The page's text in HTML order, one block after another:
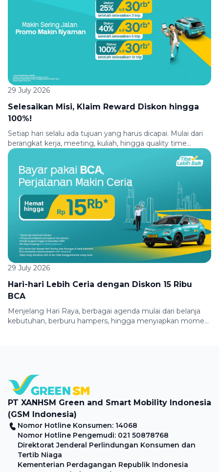
menggunakan Green SM. Baik untuk berangkat kerja,
kuliah, belanja, meeting, maupun kontrol kesehatan, Green
SM siap mengantarkanmu […]
29 July 2026
Selesaikan Misi, Klaim Reward Diskon hingga
100%!
Setiap hari selalu ada tujuan yang harus dicapai. Mulai dari
berangkat kerja, meeting, kuliah, hingga quality time
bersama teman atau keluarga, semuanya membutuhkan
perjalanan yang nyaman. Biar setiap perjalanan jadi makin
seru, Green SM menghadirkan promo pilihan. Makin sering
kamu jalan bareng Green SM, makin nyaman promo yang
kamu dapatkan. Cukup selesaikan misi perjalananmu dan
29 July 2026
Hari-hari Lebih Ceria dengan Diskon 15 Ribu
BCA
Menjelang Hari Raya, berbagai agenda mulai dari belanja
kebutuhan, berburu hampers, hingga menyiapkan momen
BCA Credit Card Mastercard Globe dan BCA Credit […]
PT XANHSM Green and Smart Mobility Indonesia
(GSM Indonesia)
Nomor Hotline Konsumen: 14068
Nomor Hotline Pengemudi: 021 50878768
Direktorat Jenderal Perlindungan Konsumen dan
Tertib Niaga
Kementerian Perdagangan Republik Indonesia